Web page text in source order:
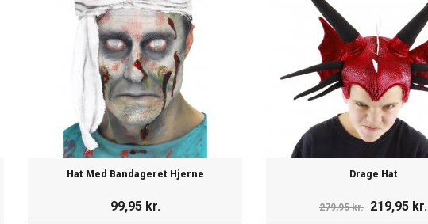
Hat Med Bandageret Hjerne
99,95 kr.
Drage Hat
279,95 kr. 219,95 kr.